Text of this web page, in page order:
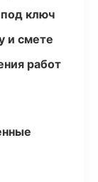
ключ
и смете
работ